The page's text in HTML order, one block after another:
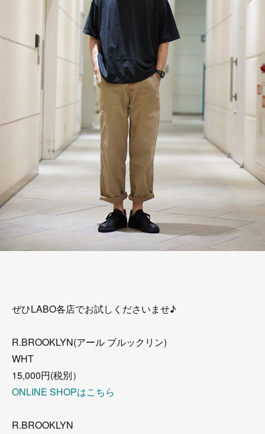
ぜひLABO各店でお試しくださいませ♪
R.BROOKLYN(アール ブルックリン)
WHT
15,000円(税別）
ONLINE SHOPはこちら
R.BROOKLYN